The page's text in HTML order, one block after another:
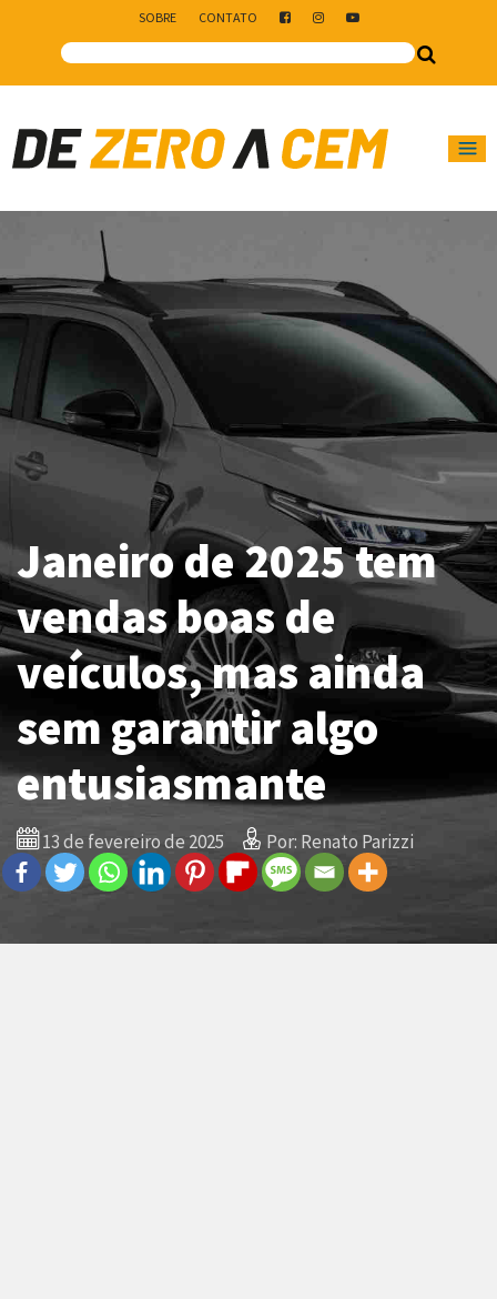
SOBRE CONTATO
Main Navigation
Janeiro de 2025 tem
vendas boas de
veículos, mas ainda
sem garantir algo
entusiasmante
13 de fevereiro de 2025 Por: Renato Parizzi